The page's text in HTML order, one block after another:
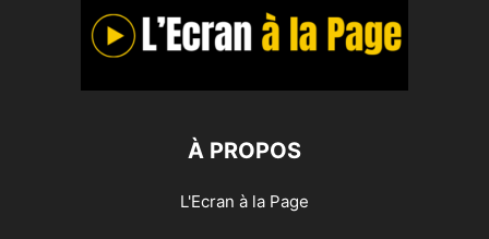
À PROPOS
L'Ecran à la Page